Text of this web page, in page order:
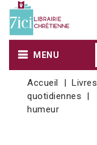
MENU
Accueil Livres
quotidiennes
humeur